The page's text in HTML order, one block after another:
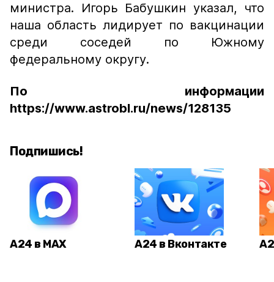
министра. Игорь Бабушкин указал, что
наша область лидирует по вакцинации
среди соседей по Южному
федеральному округу.
По информации
https://www.astrobl.ru/news/128135
Подпишись!
А24 в MAX А24 в Вконтакте